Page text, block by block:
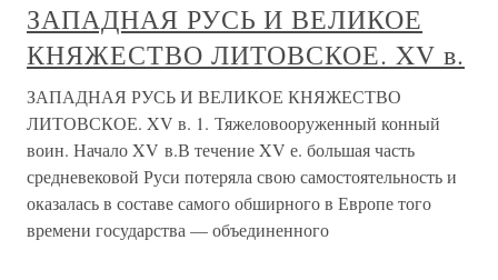
ЗАПАДНАЯ РУСЬ И ВЕЛИКОЕ
КНЯЖЕСТВО ЛИТОВСКОЕ. XV в.
ЗАПАДНАЯ РУСЬ И ВЕЛИКОЕ КНЯЖЕСТВО
ЛИТОВСКОЕ. XV в. 1. Тяжеловооруженный конный
воин. Начало XV в.В течение XV е. большая часть
средневековой Руси потеряла свою самостоятельность и
оказалась в составе самого обширного в Европе того
времени государства — объединенного